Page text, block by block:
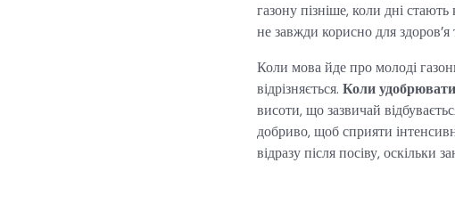
газону пізніше, коли дні
не завжди корисно для
Коли мова йде про молоді
відрізняється. Коли удобрювати
висоти, що зазвичай
добриво, щоб сприяти
відразу після посіву,